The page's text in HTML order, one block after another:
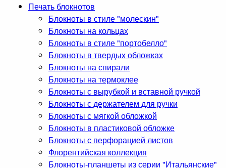
Печать блокнотов
Блокноты в стиле "молескин"
Блокноты на кольцах
Блокноты в стиле "портобелло"
Блокноты в твердых обложках
Блокноты на спирали
Блокноты на термоклее
Блокноты с вырубкой и вставной ручкой
Блокноты с держателем для ручки
Блокноты с мягкой обложкой
Блокноты в пластиковой обложке
Блокноты с перфорацией листов
Флорентийская коллекция
Блокноты-планшеты из серии "Итальянские"